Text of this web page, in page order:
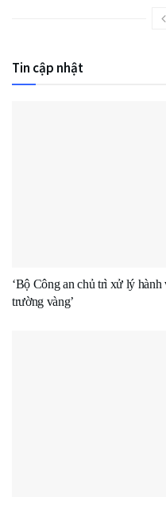
Tin cập nhật
‘Bộ Công an chủ trì xử lý
trường vàng’